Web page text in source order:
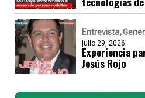
Entrevista
julio 29, 2026
Experiencia
Jesús Rojo